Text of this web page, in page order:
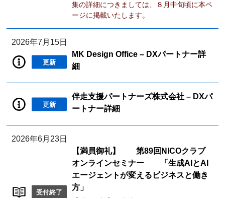
集の詳細につきましては、８月中旬頃に本ペ
ージに掲載いたします。
2026年7月15日
更新
MK Design Office – DXパートナー詳
細
更新
伴走支援パートナーズ株式会社 – DXパ
ートナー詳細
2026年6月23日
受付終了
【満員御礼】 第89回NICOクラブ
オンラインセミナー 「生成AIとAI
エージェントが変えるビジネスと働き
方」